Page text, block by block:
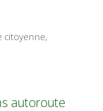
citoyenne,
autoroute